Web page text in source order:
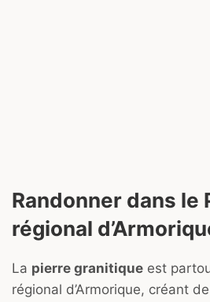
Randonner dans le
régional
La pierre granitique est
régional d’Armorique, créant